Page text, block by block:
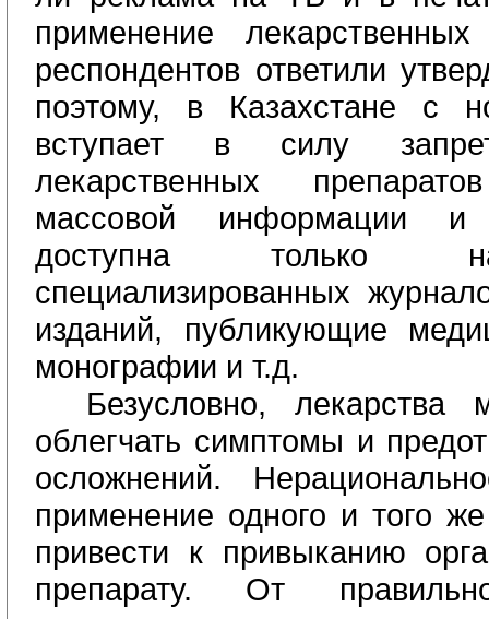
применение
респондентов ответили
поэтому, в Казахстане с
вступает в силу
лекарственных препаратов
массовой информации и
доступна только
специализированных
изданий, публикующие
монографии и т.д.
Безусловно, лекарства
облегчать симптомы и
осложнений.
применение одного и того
привести к привыканию
препарату. От